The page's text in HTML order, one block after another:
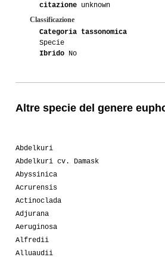
citazione unknown
Classificazione
Categoria tassonomica
Specie
Ibrido No
Altre specie del genere
Abdelkuri
Abdelkuri cv. Damask
Abyssinica
Acrurensis
Actinoclada
Adjurana
Aeruginosa
Alfredii
Alluaudii